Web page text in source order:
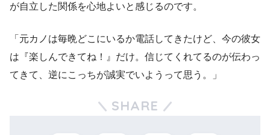
が自立した関係を心地よいと感じるのです。
「元カノは毎晩どこにいるか電話してきたけど、今の彼女
は『楽しんできてね！』だけ。信じてくれてるのが伝わっ
てきて、逆にこっちが誠実でいようって思う。」
SHARE